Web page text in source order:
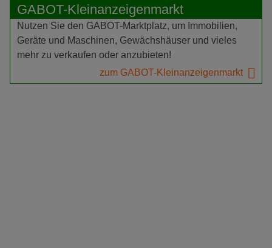
GABOT-Kleinanzeigenmarkt
Nutzen Sie den GABOT-Marktplatz, um Immobilien,
Geräte und Maschinen, Gewächshäuser und vieles
mehr zu verkaufen oder anzubieten!
zum GABOT-Kleinanzeigenmarkt